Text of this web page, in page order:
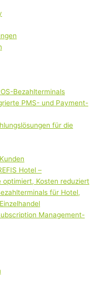
Bezahlterminals
PMS- und Payment-
für die
Hotel –
optimiert, Kosten reduziert
für Hotel,
Management-